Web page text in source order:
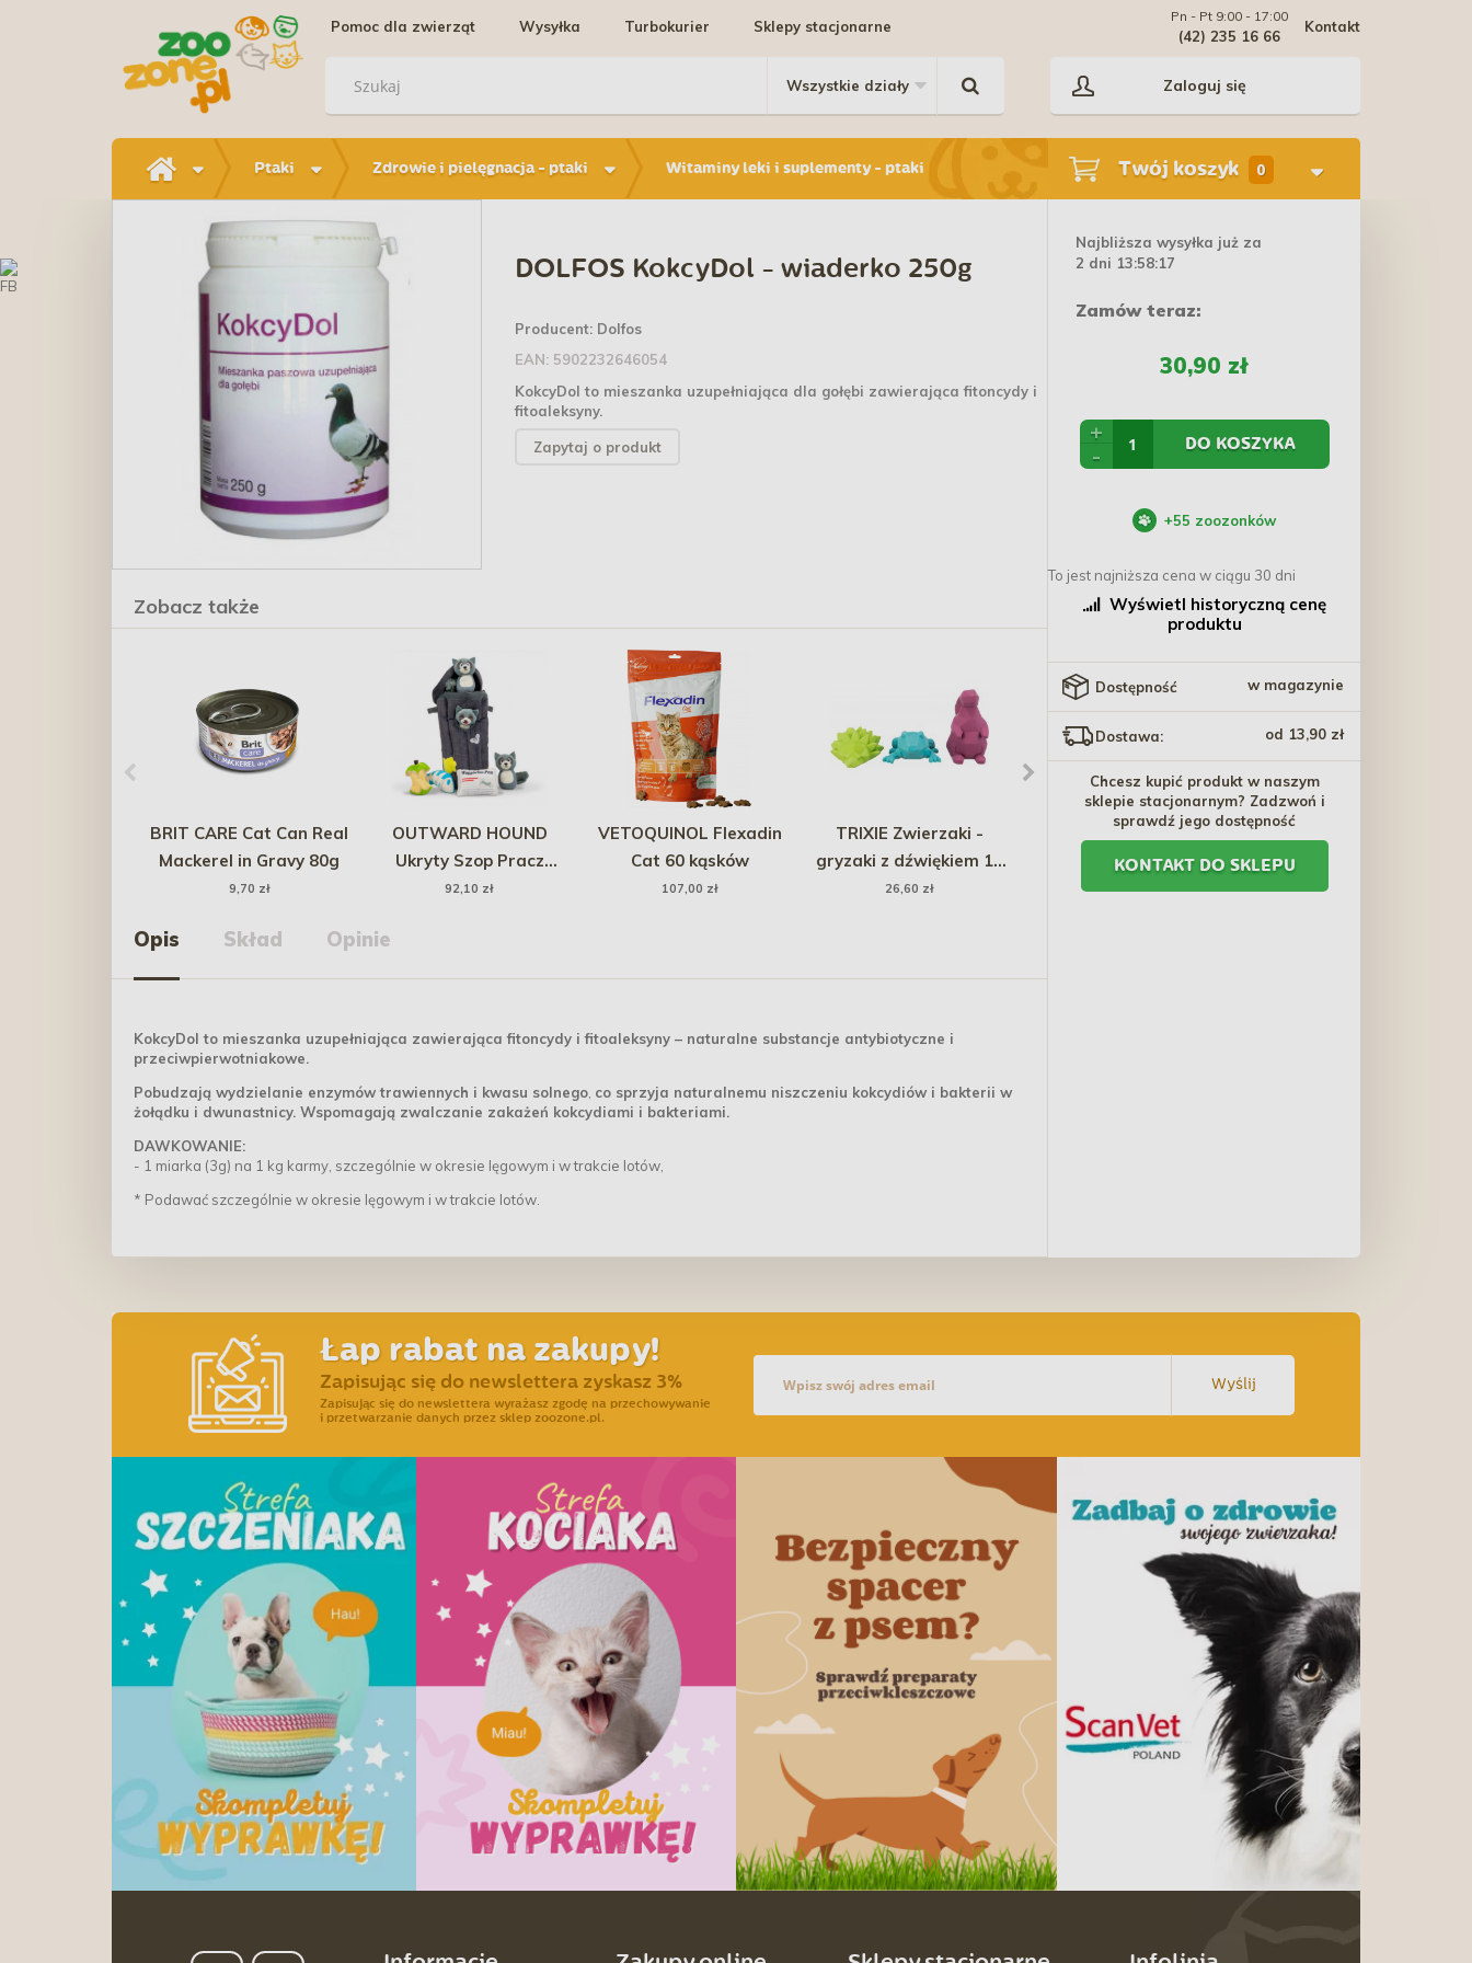
Pomoc dla zwierząt Wysyłka Turbokurier Sklepy stacjonarne Kontakt
Pn - Pt 9:00 - 17:00
(42) 235 16 66
Zaloguj się
Ptaki Zdrowie i pielęgnacja - ptaki Witaminy leki i suplementy - ptaki Twój koszyk 0
DOLFOS KokcyDol - wiaderko 250g
Producent: Dolfos
EAN: 5902232646054
KokcyDol to mieszanka uzupełniająca dla gołębi zawierająca fitoncydy i
fitoaleksyny.
Zapytaj o produkt
Zobacz także
BRIT CARE Cat Can Real
Mackerel in Gravy 80g
9,70 zł
OUTWARD HOUND
Ukryty Szop Pracz
zestaw interaktywny - 6
92,10 zł
VETOQUINOL Flexadin
Cat 60 kąsków
107,00 zł
TRIXIE Zwierzaki -
gryzaki z dźwiękiem 13
cm / 1 szt.
26,60 zł
BRIT CARE Mini Yorkshire
- Salmon & Tuna
16,00 zł - 299,60 zł
New York - Czarny
259,99 zł - 279,99 zł
Opis Skład Opinie
KokcyDol to mieszanka uzupełniająca zawierająca fitoncydy i fitoaleksyny – naturalne substancje antybiotyczne i
przeciwpierwotniakowe.
Pobudzają wydzielanie enzymów trawiennych i kwasu solnego, co sprzyja naturalnemu niszczeniu kokcydiów i bakterii w
żołądku i dwunastnicy. Wspomagają zwalczanie zakażeń kokcydiami i bakteriami.
DAWKOWANIE:
- 1 miarka (3g) na 1 kg karmy, szczególnie w okresie lęgowym i w trakcie lotów,
* Podawać szczególnie w okresie lęgowym i w trakcie lotów.
Najbliższa wysyłka już za
2 dni 13:58:16
Zamów teraz:
30,90 zł
+
-
DO KOSZYKA
+55 zoozonków
To jest najniższa cena w ciągu 30 dni
Wyświetl historyczną cenę
produktu
Dostępność w magazynie
Dostawa: od 13,90 zł
Chcesz kupić produkt w naszym
sklepie stacjonarnym? Zadzwoń i
sprawdź jego dostępność
KONTAKT DO SKLEPU
Łap rabat na zakupy!
Zapisując się do newslettera zyskasz 3%
Zapisując się do newslettera wyrażasz zgodę na przechowywanie
i przetwarzanie danych przez sklep zoozone.pl.
Wyślij